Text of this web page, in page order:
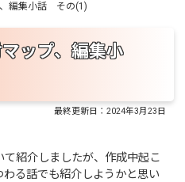
、編集小話 その(1)
マップ、編集小
最終更新日：2024年3月23日
紹介しましたが、作成中起こ
る話でも紹介しようかと思い